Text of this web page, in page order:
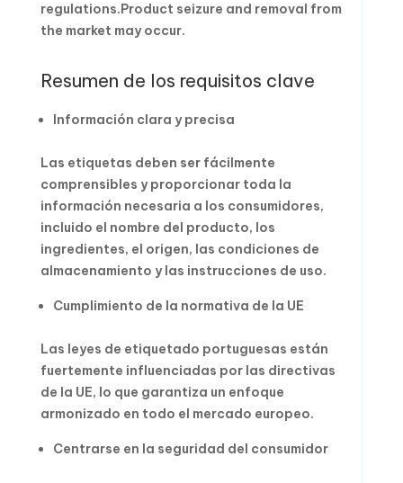
regulations.Product seizure and removal from
the market may occur.
Resumen de los requisitos clave
Información clara y precisa
Las etiquetas deben ser fácilmente
comprensibles y proporcionar toda la
información necesaria a los consumidores,
incluido el nombre del producto, los
ingredientes, el origen, las condiciones de
almacenamiento y las instrucciones de uso.
Cumplimiento de la normativa de la UE
Las leyes de etiquetado portuguesas están
fuertemente influenciadas por las directivas
de la UE, lo que garantiza un enfoque
armonizado en todo el mercado europeo.
Centrarse en la seguridad del consumidor